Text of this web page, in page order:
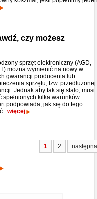
czy możesz
sprzęt elektroniczny (AGD,
można wymienić na nowy w
gwarancji producenta lub
sprzętu, tzw. przedłużonej
Jednak aby tak się stało, musi
spełnionych kilka warunków.
podpowiada, jak się do tego
więcej
1 2 następna